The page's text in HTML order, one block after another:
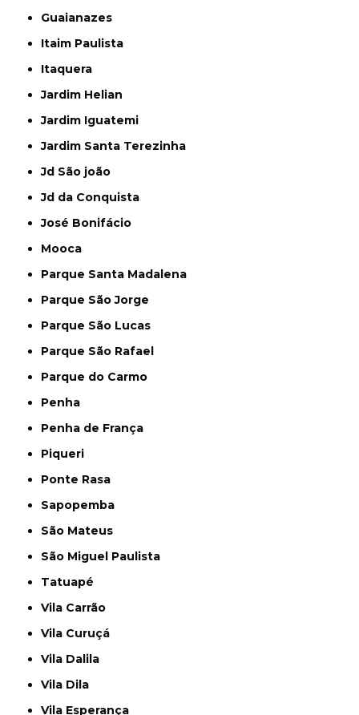
Guaianazes
Itaim Paulista
Itaquera
Jardim Helian
Jardim Iguatemi
Jardim Santa Terezinha
Jd São joão
Jd da Conquista
José Bonifácio
Mooca
Parque Santa Madalena
Parque São Jorge
Parque São Lucas
Parque São Rafael
Parque do Carmo
Penha
Penha de França
Piqueri
Ponte Rasa
Sapopemba
São Mateus
São Miguel Paulista
Tatuapé
Vila Carrão
Vila Curuçá
Vila Dalila
Vila Dila
Vila Esperança